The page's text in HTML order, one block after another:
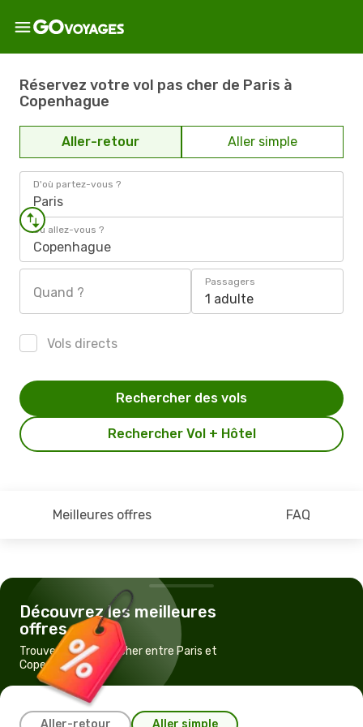
Réservez votre vol pas cher de Paris à
Copenhague
Aller-retour Aller simple
D'où partez-vous ?
Paris
Où allez-vous ?
Copenhague
Quand ?
Passagers
1 adulte
Vols directs
Rechercher Vol + Hôtel
Rechercher des vols
Meilleures offres FAQ
Découvrez les meilleures
offres
Trouvez un vol pas cher entre Paris et
Copenhague
Aller-retour Aller simple